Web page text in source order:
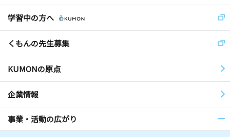
学習中の方へ
くもんの先生募集
KUMONの原点
企業情報
事業・活動の広がり